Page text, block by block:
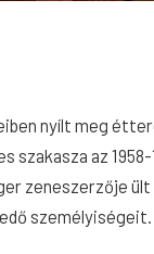
nyílt meg
az
zeneszerzője
szemé­lyiségeit.